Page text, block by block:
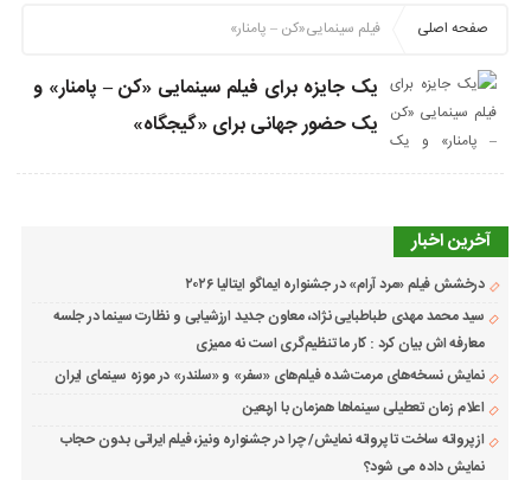
صفحه اصلی فیلم سینمایی«کن – پامنار»
یک جایزه برای فیلم سینمایی «کن – پامنار» و
یک حضور جهانی برای «گیجگاه»
آخرین اخبار
درخشش فیلم «مرد آرام» در جشنواره ایماگو ایتالیا ۲۰۲۶
سید محمد مهدی طباطبایی نژاد، معاون جدید ارزشیابی و نظارت سینما در جلسه
معارفه اش بیان کرد : کار ما تنظیم‌گری است نه ممیزی
نمایش نسخه‌های مرمت‌شده فیلم‌های «سفر» و «سلندر» در موزه سینمای ایران
اعلام زمان تعطیلی سینماها همزمان با اربعین
از پروانه ساخت تا پروانه نمایش/ چرا در جشنواره ونیز، فیلم ایرانی بدون حجاب
نمایش داده می شود؟